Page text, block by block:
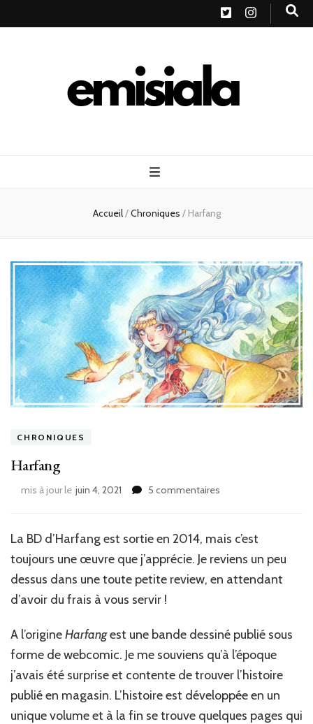
Accueil/Chroniques / Harfang
CHRONIQUES
Harfang
mis à jour le juin 4, 2021 5 commentaires
La BD d’Harfang est sortie en 2014, mais c’est
toujours une œuvre que j’apprécie. Je reviens un peu
dessus dans une toute petite review, en attendant
d’avoir du frais à vous servir !
A l’origineHarfangest une bande dessiné publié sous
forme de webcomic. Je me souviens qu’à l’époque
j’avais été surprise et contente de trouver l’histoire
publié en magasin. L’histoire est développée en un
unique volume et à la fin se trouve quelques pages qui